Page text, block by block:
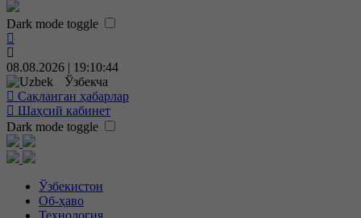
Dark mode toggle
08.08.2026 | 19:10:45
Ўзбекча
Сақланган ҳабарлар
Шаҳсий кабинет
Dark mode toggle
Ўзбекистон
Об-ҳаво
Технология